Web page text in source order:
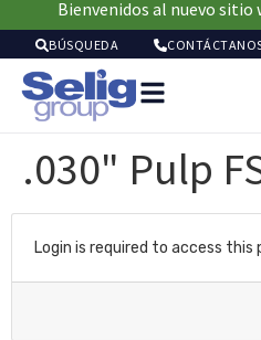
Bienvenidos al nuevo sitio
BÚSQUEDA
.030" Pulp
Login is required to access this